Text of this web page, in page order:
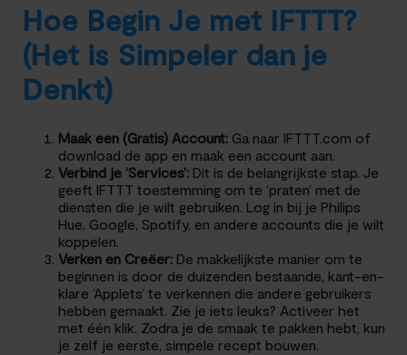
Hoe Begin Je met IFTTT?
(Het is Simpeler dan je
Denkt)
Maak een (Gratis) Account: Ga naar IFTTT.com of
download de app en maak een account aan.
Verbind je ‘Services’: Dit is de belangrijkste stap. Je
geeft IFTTT toestemming om te ‘praten’ met de
diensten die je wilt gebruiken. Log in bij je Philips
Hue, Google, Spotify, en andere accounts die je wilt
koppelen.
Verken en Creëer: De makkelijkste manier om te
beginnen is door de duizenden bestaande, kant-en-
klare ‘Applets’ te verkennen die andere gebruikers
hebben gemaakt. Zie je iets leuks? Activeer het
met één klik. Zodra je de smaak te pakken hebt, kun
je zelf je eerste, simpele recept bouwen.